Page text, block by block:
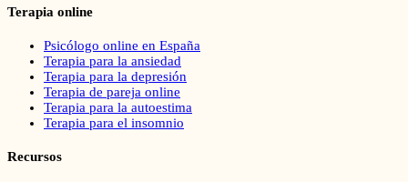
Terapia online
Psicólogo online en España
Terapia para la ansiedad
Terapia para la depresión
Terapia de pareja online
Terapia para la autoestima
Terapia para el insomnio
Recursos